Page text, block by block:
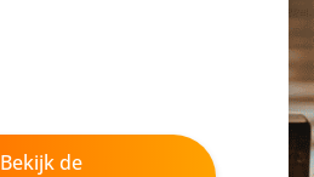
Bekijk de